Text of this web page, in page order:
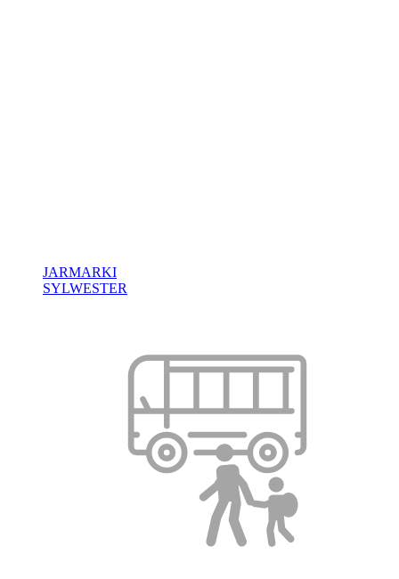
JARMARKI
SYLWESTER